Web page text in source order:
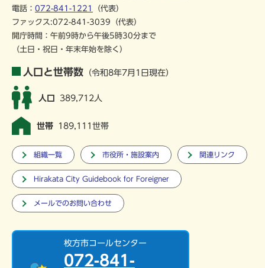
電話： 072-841-1221
（代表）
ファックス:072-841-3039（代表）
開庁時間：午前9時から午後5時30分まで
（土日・祝日・年末年始を除く）
人口と世帯数 （令和8年7月1日現在）
人口 389,712人
世帯 189,111世帯
組織一覧 市役所・施設案内 関連リンク
Hirakata City Guidebook for Foreigner
メールでのお問い合わせ
枚方市コールセンター
072-841-